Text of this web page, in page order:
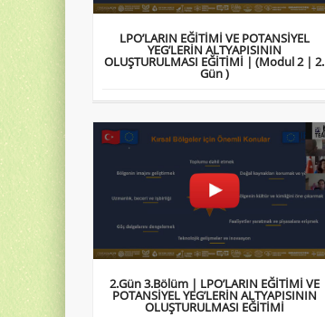
LPO’LARIN EĞİTİMİ VE POTANSİYEL
YEG’LERİN ALTYAPISININ
OLUŞTURULMASI EĞİTİMİ | (Modul 2 | 2.
Gün )
2.Gün 3.Bölüm | LPO’LARIN EĞİTİMİ VE
POTANSİYEL YEG’LERİN ALTYAPISININ
OLUŞTURULMASI EĞİTİMİ